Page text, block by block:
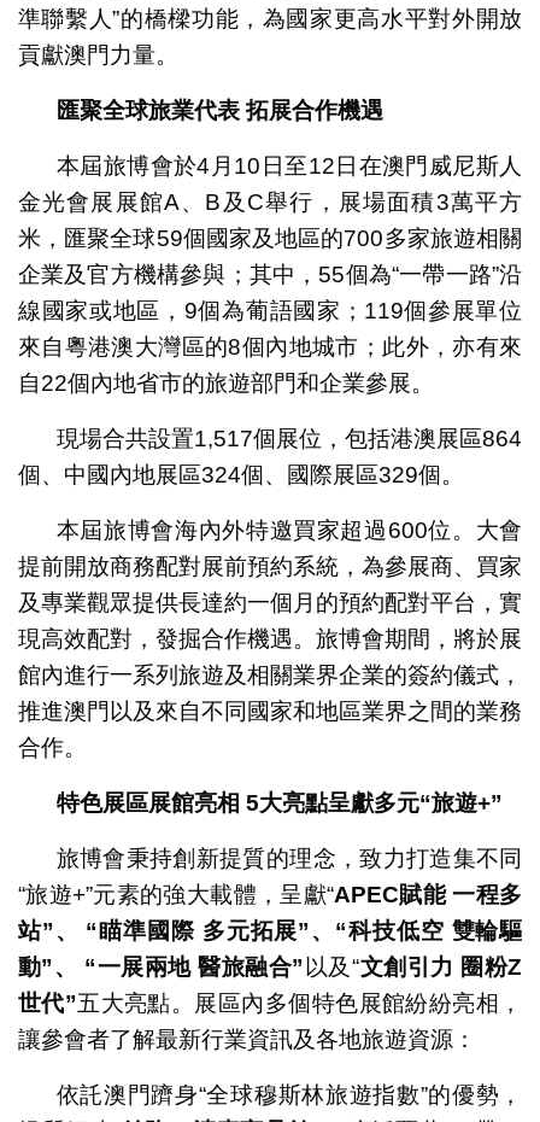
準聯繫人”的橋樑功能，為國家更高水平對外開放
貢獻澳門力量。
匯聚全球旅業代表 拓展合作機遇
本屆旅博會於4月10日至12日在澳門威尼斯人
金光會展展館A、B及C舉行，展場面積3萬平方
米，匯聚全球59個國家及地區的700多家旅遊相關
企業及官方機構參與；其中，55個為“一帶一路”沿
線國家或地區，9個為葡語國家；119個參展單位
來自粵港澳大灣區的8個內地城市；此外，亦有來
自22個內地省市的旅遊部門和企業參展。
現場合共設置1,517個展位，包括港澳展區864
個、中國內地展區324個、國際展區329個。
本屆旅博會海內外特邀買家超過600位。大會
提前開放商務配對展前預約系統，為參展商、買家
及專業觀眾提供長達約一個月的預約配對平台，實
現高效配對，發掘合作機遇。旅博會期間，將於展
館內進行一系列旅遊及相關業界企業的簽約儀式，
推進澳門以及來自不同國家和地區業界之間的業務
合作。
特色展區展館亮相 5大亮點呈獻多元“旅遊+”
旅博會秉持創新提質的理念，致力打造集不同
“旅遊+”元素的強大載體，呈獻“APEC賦能 一程多
站”、 “瞄準國際 多元拓展”、 “科技低空 雙輪驅
動”、 “一展兩地 醫旅融合” 以及“文創引力 圈粉Z
世代”五大亮點。展區內多個特色展館紛紛亮相，
讓參會者了解最新行業資訊及各地旅遊資源：
依託澳門躋身“全球穆斯林旅遊指數”的優勢，